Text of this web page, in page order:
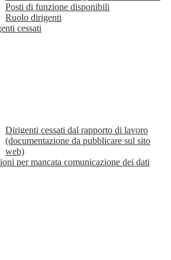
Posti di funzione disponibili
Ruolo dirigenti
cessati
Dirigenti cessati dal rapporto di lavoro
(documentazione da pubblicare sul sito
web)
per mancata comunicazione dei dati